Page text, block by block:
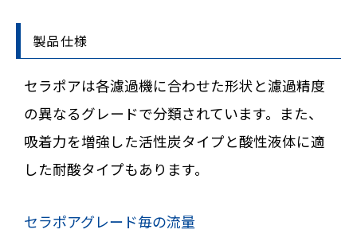
製品仕様
セラポアは各濾過機に合わせた形状と濾過精度
の異なるグレードで分類されています。また、
吸着力を増強した活性炭タイプと酸性液体に適
した耐酸タイプもあります。
セラポアグレード毎の流量